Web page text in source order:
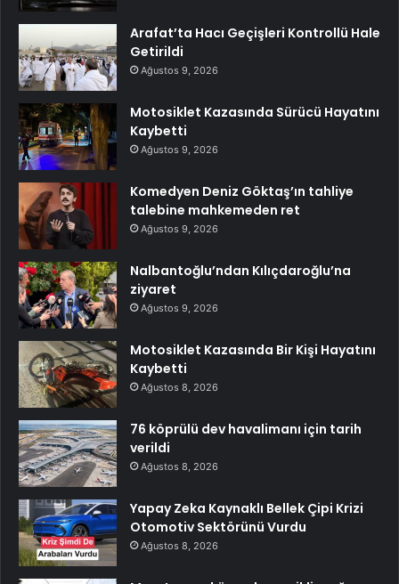
Arafat’ta Hacı Geçişleri Kontrollü Hale
Getirildi
Ağustos 9, 2026
Motosiklet Kazasında Sürücü Hayatını
Kaybetti
Ağustos 9, 2026
Komedyen Deniz Göktaş’ın tahliye
talebine mahkemeden ret
Ağustos 9, 2026
Nalbantoğlu’ndan Kılıçdaroğlu’na
ziyaret
Ağustos 9, 2026
Motosiklet Kazasında Bir Kişi Hayatını
Kaybetti
Ağustos 8, 2026
76 köprülü dev havalimanı için tarih
verildi
Ağustos 8, 2026
Yapay Zeka Kaynaklı Bellek Çipi Krizi
Otomotiv Sektörünü Vurdu
Ağustos 8, 2026